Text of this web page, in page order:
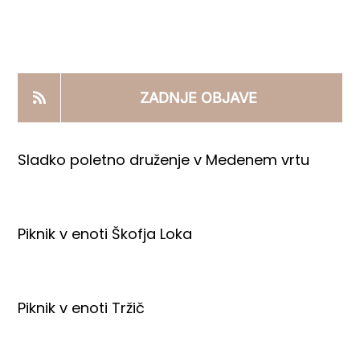
PRODAJNI IZDELKI
AKTUALNO
ZADNJE OBJAVE
Sladko poletno druženje v Medenem vrtu
Piknik v enoti Škofja Loka
Piknik v enoti Tržič